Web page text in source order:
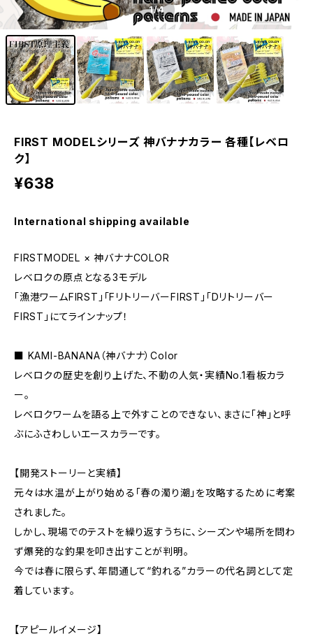
1/4
FIRST MODELシリーズ 神バナナカラー 各種【レベロ
ク】
¥638
International shipping available
FIRSTMODEL × 神バナナCOLOR
レベロクの原点となる3モデル
「漁港ワームFIRST」「FリトリーバーFIRST」「Dリトリーバー
FIRST」にてラインナップ！
​■ KAMI-BANANA（神バナナ）Color
​レベロクの歴史を創り上げた、不動の人気・実績No.1看板カラ
ー。
​レベロクワームを語る上で外すことのできない、まさに「神」と呼
ぶにふさわしいエースカラーです。
​【開発ストーリーと実績】
​元々は水温が上がり始める「春の濁り潮」を攻略するために考案
されました。
しかし、現場でのテストを繰り返すうちに、シーズンや場所を問わ
ず爆発的な釣果を叩き出すことが判明。
今では春に限らず、年間通して“釣れる”カラーの代名詞として定
着しています。
​【アピールイメージ】